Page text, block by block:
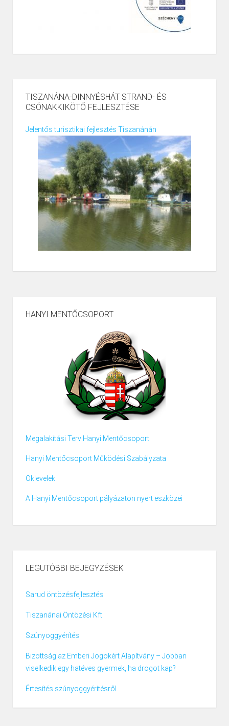
TISZANÁNA-DINNYÉSHÁT STRAND- ÉS
CSÓNAKKIKÖTŐ FEJLESZTÉSE
Jelentős turisztikai fejlesztés Tiszanánán
HANYI MENTŐCSOPORT
Megalakítási Terv Hanyi Mentőcsoport
Hanyi Mentőcsoport Működési Szabályzata
Oklevelek
A Hanyi Mentőcsoport pályázaton nyert eszközei
LEGUTÓBBI BEJEGYZÉSEK
Sarud öntözésfejlesztés
Tiszanánai Öntözési Kft.
Szúnyoggyérítés
Bizottság az Emberi Jogokért Alapítvány – Jobban
viselkedik egy hatéves gyermek, ha drogot kap?
Értesítés szúnyoggyérítésről